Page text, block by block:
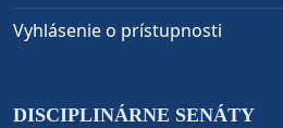
Vyhlásenie o prístupnosti
DISCIPLINÁRNE SENÁTY